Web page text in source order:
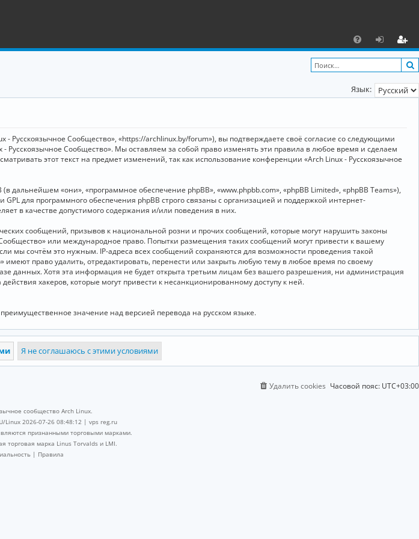
F
A
Q
х
о
д
ег
и
ст
и
Язык:
Сообщество», «https://archlinux.by/forum»), вы подтверждаете своё согласие со следующими
Сообщество». Мы оставляем за собой право изменять эти правила в любое время и сделаем
этот текст на предмет изменений, так как использование конференции «Arch Linux - Русскоязычное
«они», «программное обеспечение phpBB», «www.phpbb.com», «phpBB Limited», «phpBB Teams»),
для программного обеспечения phpBB строго связаны с организацией и поддержкой интернет-
в качестве допустимого содержания и/или поведения в них.
сообщений, призывов к национальной розни и прочих сообщений, которые могут нарушить законы
или международное право. Попытки размещения таких сообщений могут привести к вашему
мы сочтём это нужным. IP-адреса всех сообщений сохраняются для возможности проведения такой
право удалить, отредактировать, перенести или закрыть любую тему в любое время по своему
данных. Хотя эта информация не будет открыта третьим лицам без вашего разрешения, ни администрация
хакеров, которые могут привести к несанкционированному доступу к ней.
значение над версией перевода на русском языке.
Часовой пояс: UTC+03:00
Удалить cookies
сообщество Arch Linux.
Linux 2026-07-26 08:48:12 | vps reg.ru
признанными торговыми марками.
торговая марка Linus Torvalds и LMI.
| Правила